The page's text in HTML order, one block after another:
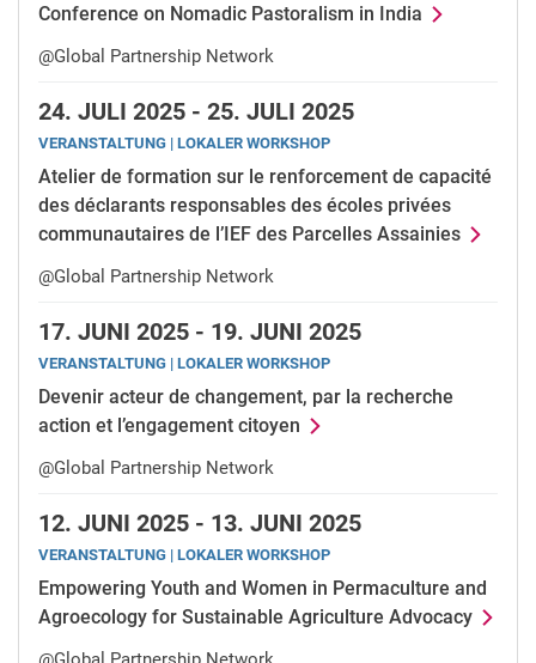
Conference on Nomadic Pastoralism in India
@Global Partnership Network
24. JULI 2025 - 25. JULI 2025
VERANSTALTUNG | LOKALER WORKSHOP
Atelier de formation sur le renforcement de capacité
des déclarants responsables des écoles privées
communautaires de l’IEF des Parcelles Assainies
@Global Partnership Network
17. JUNI 2025 - 19. JUNI 2025
VERANSTALTUNG | LOKALER WORKSHOP
Devenir acteur de changement, par la recherche
action et l’engagement citoyen
@Global Partnership Network
12. JUNI 2025 - 13. JUNI 2025
VERANSTALTUNG | LOKALER WORKSHOP
Empowering Youth and Women in Permaculture and
Agroecology for Sustainable Agriculture Advocacy